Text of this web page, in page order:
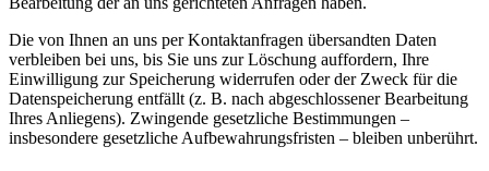
Die von Ihnen an uns per Kontaktanfragen übersandten Daten
verbleiben bei uns, bis Sie uns zur Löschung auffordern, Ihre
Einwilligung zur Speicherung widerrufen oder der Zweck für die
Datenspeicherung entfällt (z. B. nach abgeschlossener Bearbeitung
Ihres Anliegens). Zwingende gesetzliche Bestimmungen –
insbesondere gesetzliche Aufbewahrungsfristen – bleiben unberührt.